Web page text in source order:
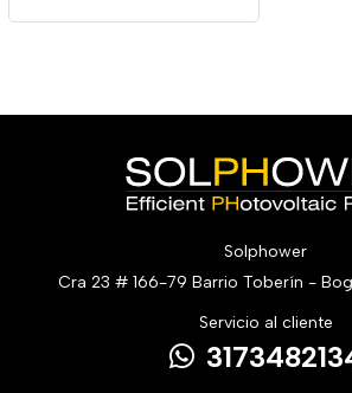
Solphower
Cra 23 # 166-79 Barrio Toberín -
Servicio al cliente